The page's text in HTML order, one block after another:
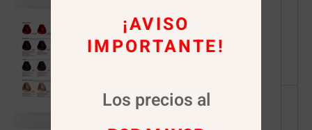
¡AVISO
IMPORTANTE!
Los precios al